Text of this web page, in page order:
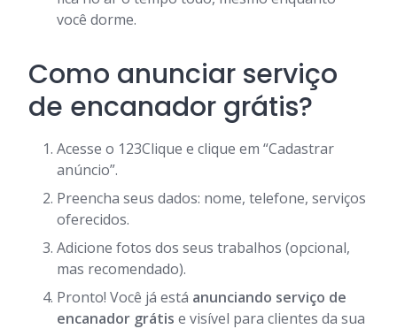
você dorme.
Como anunciar serviço
de encanador grátis?
Acesse o 123Clique e clique em “Cadastrar
anúncio”.
Preencha seus dados: nome, telefone, serviços
oferecidos.
Adicione fotos dos seus trabalhos (opcional,
mas recomendado).
Pronto! Você já está anunciando serviço de
encanador grátis e visível para clientes da sua